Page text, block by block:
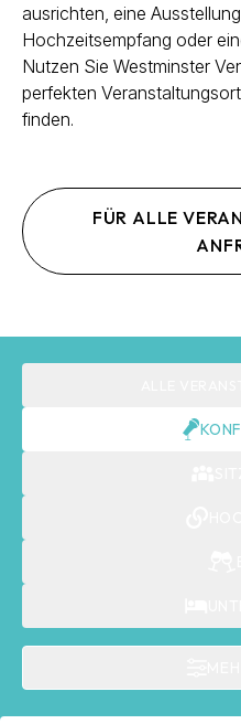
ausrichten, eine
Hochzeitsempfang oder
Nutzen Sie Westminster
perfekten
finden.
FÜR ALLE